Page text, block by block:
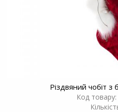
Різдвяний чобіт з
Код